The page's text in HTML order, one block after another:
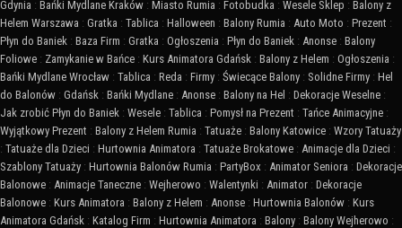
Gdynia : Bańki Mydlane Kraków : Miasto Rumia : Fotobudka : Wesele Sklep : Balony z
Helem Warszawa : Gratka : Tablica : Halloween : Balony Rumia : Auto Moto : Prezent :
Płyn do Baniek : Baza Firm : Gratka : Ogłoszenia : Płyn do Baniek : Anonse : Balony
Foliowe : Zamykanie w Bańce : Kurs Animatora Gdańsk : Balony z Helem : Ogłoszenia :
Bańki Mydlane Wrocław : Tablica : Reda : Firmy : Świecące Balony : Solidne Firmy : Hel
do Balonów : Gdańsk : Bańki Mydlane : Anonse : Balony na Hel : Dekoracje Weselne :
Jak zrobić Płyn do Baniek : Wesele : Tablica : Pomysł na Prezent : Tańce Animacyjne :
Wyjątkowy Prezent : Balony z Helem Rumia : Tatuaże : Balony Katowice : Wzory Tatuaży
: Tatuaże dla Dzieci : Hurtownia Animatora : Tatuaże Brokatowe : Animacje dla Dzieci :
Szablony Tatuaży : Hurtownia Balonów Rumia : PartyBox : Animator Seniora : Dekoracje
Balonowe : Animacje Taneczne : Wejherowo : Walentynki : Animator : Dekoracje
Balonowe : Kurs Animatora : Balony z Helem : Anonse : Hurtownia Balonów : Kurs
Animatora Gdańsk : Katalog Firm : Hurtownia Animatora : Balony : Balony Wejherowo :